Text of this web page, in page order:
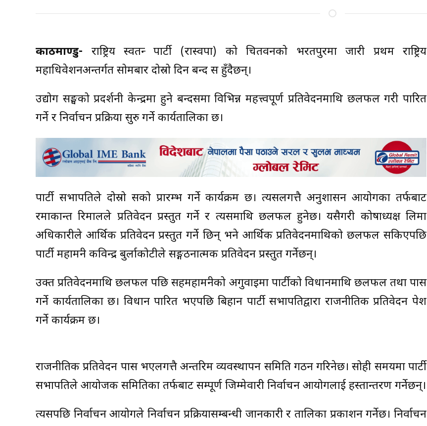
काठमाण्डु- राष्ट्रिय स्वतन्त्र पार्टी (रास्वपा) को चितवनको भरतपुरमा जारी प्रथम राष्ट्रिय
महाधिवेशनअन्तर्गत सोमबार दोस्रो दिन बन्द सत्र हुँदैछन्।
उद्योग सङ्घको प्रदर्शनी केन्द्रमा हुने बन्दसत्रमा विभिन्न महत्त्वपूर्ण प्रतिवेदनमाथि छलफल गरी पारित
गर्ने र निर्वाचन प्रक्रिया सुरु गर्ने कार्यतालिका छ।
पार्टी सभापतिले दोस्रो सत्रको प्रारम्भ गर्ने कार्यक्रम छ। त्यसलगत्तै अनुशासन आयोगका तर्फबाट
रमाकान्त रिमालले प्रतिवेदन प्रस्तुत गर्ने र त्यसमाथि छलफल हुनेछ। यसैगरी कोषाध्यक्ष लिमा
अधिकारीले आर्थिक प्रतिवेदन प्रस्तुत गर्ने छिन् भने आर्थिक प्रतिवेदनमाथिको छलफल सकिएपछि
पार्टी महामन्त्री कविन्द्र बुर्लाकोटीले सङ्गठनात्मक प्रतिवेदन प्रस्तुत गर्नेछन्।
उक्त प्रतिवेदनमाथि छलफल पछि सहमहामन्त्रीको अगुवाइमा पार्टीको विधानमाथि छलफल तथा पास
गर्ने कार्यतालिका छ। विधान पारित भएपछि बिहान पार्टी सभापतिद्वारा राजनीतिक प्रतिवेदन पेश
गर्ने कार्यक्रम छ।
राजनीतिक प्रतिवेदन पास भएलगत्तै अन्तरिम व्यवस्थापन समिति गठन गरिनेछ। सोही समयमा पार्टी
सभापतिले आयोजक समितिका तर्फबाट सम्पूर्ण जिम्मेवारी निर्वाचन आयोगलाई हस्तान्तरण गर्नेछन्।
त्यसपछि निर्वाचन आयोगले निर्वाचन प्रक्रियासम्बन्धी जानकारी र तालिका प्रकाशन गर्नेछ। निर्वाचन